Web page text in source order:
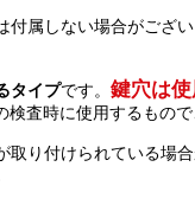
属しない場合がござい
タイプです。鍵穴は使
検査時に使用するもの
取り付けられている場